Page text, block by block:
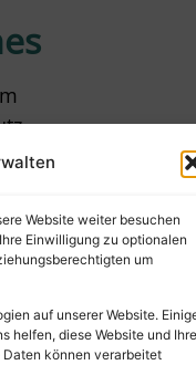
Website weiter besuchen
Einwilligung zu optionalen
um
auf unserer Website.
helfen, diese Website und Ihre
Daten können verarbeitet